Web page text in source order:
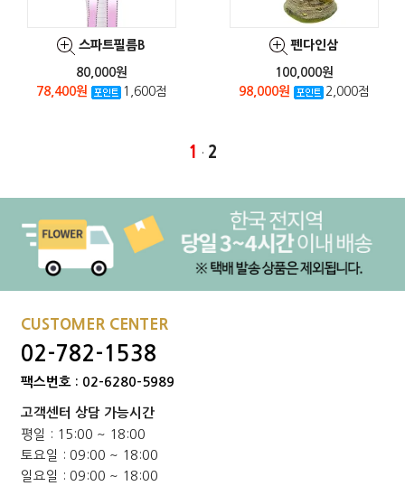
스파트필름B
80,000원
78,400원
1,600점
펜다인삼
100,000원
98,000원
2,000점
1 · 2
CUSTOMER CENTER
02-782-1538
팩스번호 : 02-6280-5989
고객센터 상담 가능시간
평일 : 15:00 ~ 18:00
토요일 : 09:00 ~ 18:00
일요일 : 09:00 ~ 18:00